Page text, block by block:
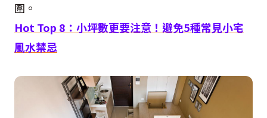
圍。
Hot Top 8 ：小坪數更要注意！避免5種常見小宅
風水禁忌